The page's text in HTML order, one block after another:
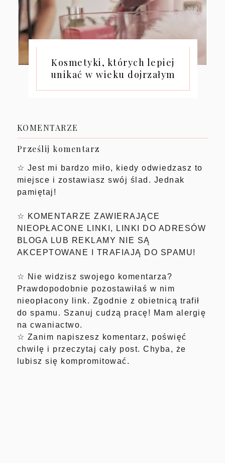
Kosmetyki, których lepiej
unikać w wieku dojrzałym
KOMENTARZE
Prześlij komentarz
☆ Jest mi bardzo miło, kiedy odwiedzasz to
miejsce i zostawiasz swój ślad. Jednak
pamiętaj!
☆ KOMENTARZE ZAWIERAJĄCE
NIEOPŁACONE LINKI, LINKI DO ADRESÓW
BLOGA LUB REKLAMY NIE SĄ
AKCEPTOWANE I TRAFIAJĄ DO SPAMU!
☆ Nie widzisz swojego komentarza?
Prawdopodobnie pozostawiłaś w nim
nieopłacony link. Zgodnie z obietnicą trafił
do spamu. Szanuj cudzą pracę! Mam alergię
na cwaniactwo.
☆ Zanim napiszesz komentarz, poświęć
chwilę i przeczytaj cały post. Chyba, że
lubisz się kompromitować.